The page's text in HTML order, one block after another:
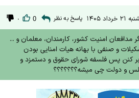
۱۴۰۵ پاسخ به نظر 0 ۰
امنیت کشور، کارمندان، معلمان و ...
و صنفی با بهانه هیات امنایی بودن
کنن پس فلسفه شورای حقوق و دستمزد و
و دولت چی میشه؟؟؟؟؟؟؟